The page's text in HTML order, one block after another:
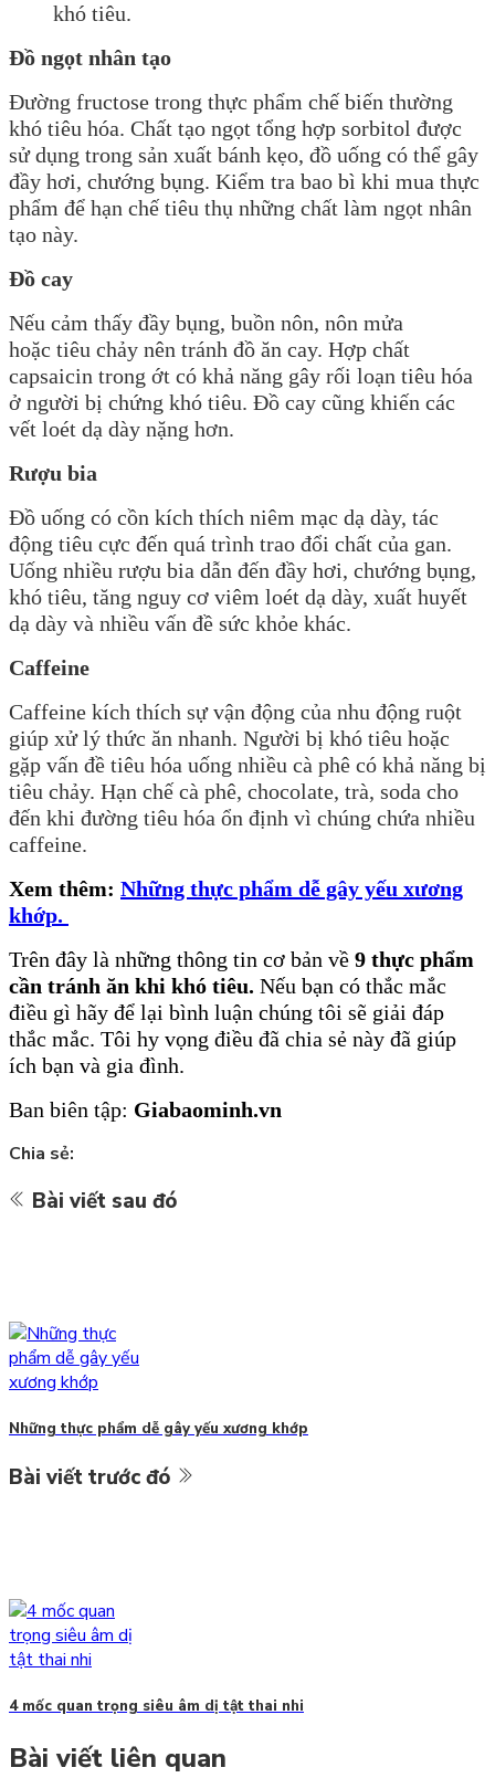
khó tiêu.
Đồ ngọt nhân tạo
Đường fructose trong thực phẩm chế biến thường
khó tiêu hóa. Chất tạo ngọt tổng hợp sorbitol được
sử dụng trong sản xuất bánh kẹo, đồ uống có thể gây
đầy hơi, chướng bụng. Kiểm tra bao bì khi mua thực
phẩm để hạn chế tiêu thụ những chất làm ngọt nhân
tạo này.
Đồ cay
Nếu cảm thấy đầy bụng, buồn nôn, nôn mửa
hoặc tiêu chảy nên tránh đồ ăn cay. Hợp chất
capsaicin trong ớt có khả năng gây rối loạn tiêu hóa
ở người bị chứng khó tiêu. Đồ cay cũng khiến các
vết loét dạ dày nặng hơn.
Rượu bia
Đồ uống có cồn kích thích niêm mạc dạ dày, tác
động tiêu cực đến quá trình trao đổi chất của gan.
Uống nhiều rượu bia dẫn đến đầy hơi, chướng bụng,
khó tiêu, tăng nguy cơ viêm loét dạ dày, xuất huyết
dạ dày và nhiều vấn đề sức khỏe khác.
Caffeine
Caffeine kích thích sự vận động của nhu động ruột
giúp xử lý thức ăn nhanh. Người bị khó tiêu hoặc
gặp vấn đề tiêu hóa uống nhiều cà phê có khả năng bị
tiêu chảy. Hạn chế cà phê, chocolate, trà, soda cho
đến khi đường tiêu hóa ổn định vì chúng chứa nhiều
caffeine.
Xem thêm: Những thực phẩm dễ gây yếu xương
khớp.
Trên đây là những thông tin cơ bản về 9 thực phẩm
cần tránh ăn khi khó tiêu. Nếu bạn có thắc mắc
điều gì hãy để lại bình luận chúng tôi sẽ giải đáp
thắc mắc. Tôi hy vọng điều đã chia sẻ này đã giúp
ích bạn và gia đình.
Ban biên tập: Giabaominh.vn
Chia sẻ:
Bài viết sau đó
Những thực phẩm dễ gây yếu xương khớp
Bài viết trước đó
4 mốc quan trọng siêu âm dị tật thai nhi
Bài viết liên quan